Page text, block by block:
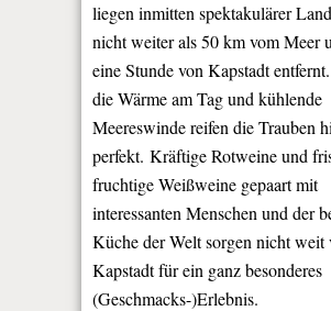
liegen inmitten spektakulärer
nicht weiter als 50 km vom Meer
eine Stunde von Kapstadt
die Wärme am Tag und kühlende
Meereswinde reifen die Trauben
perfekt. Kräftige Rotweine und
fruchtige Weißweine gepaart mit
interessanten Menschen und der
Küche der Welt sorgen nicht weit
Kapstadt für ein ganz besonderes
(Geschmacks-)Erlebnis.